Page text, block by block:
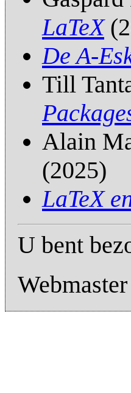
LaTeX
De A-
Till
Alain
(2025)
LaTeX
U bent